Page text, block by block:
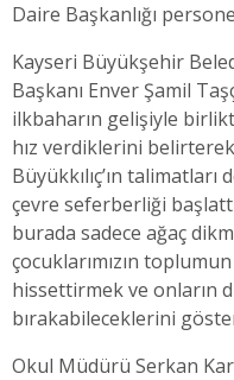
Daire Başkanlığı
Kayseri Büyükşehir
Başkanı Enver Şamil
ilkbaharın gelişiyle
hız verdiklerini
Büyükkılıç’ın
çevre seferberliği
burada sadece ağaç
çocuklarımızın
hissettirmek ve onların
bırakabileceklerini
Okul Müdürü Serkan